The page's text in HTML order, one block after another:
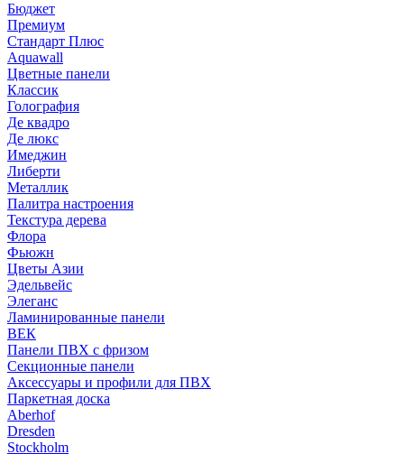
Бюджет
Премиум
Стандарт Плюс
Aquawall
Цветные панели
Классик
Голография
Де квадро
Де люкс
Имеджин
Либерти
Металлик
Палитра настроения
Текстура дерева
Флора
Фьюжн
Цветы Азии
Эдельвейс
Элеганс
Ламинированные панели
ВЕК
Панели ПВХ с фризом
Секционные панели
Аксессуары и профили для ПВХ
Паркетная доска
Aberhof
Dresden
Stockholm